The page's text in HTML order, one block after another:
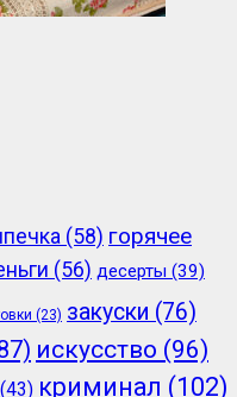
(58) горячее
(56) десерты (39)
(23) закуски (76)
искусство (96)
(43) криминал (102)